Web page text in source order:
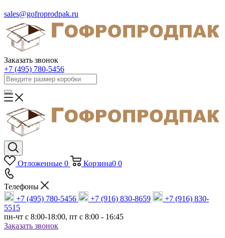
sales@gofroprodpak.ru
Заказать звонок
+7 (495) 780-5456
Отложенные 0 Корзина0 0
Телефоны
+7 (495) 780-5456
+7 (916) 830-8659
+7 (916) 830-
5515
пн-чт c 8:00-18:00, пт с 8:00 - 16:45
Заказать звонок